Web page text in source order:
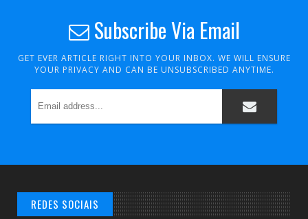
Subscribe Via Email
GET EVER ARTICLE RIGHT INTO YOUR INBOX. WE WILL ENSURE
YOUR PRIVACY AND CAN BE UNSUBSCRIBED ANYTIME.
REDES SOCIAIS